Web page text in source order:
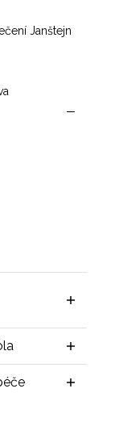
Janštejn